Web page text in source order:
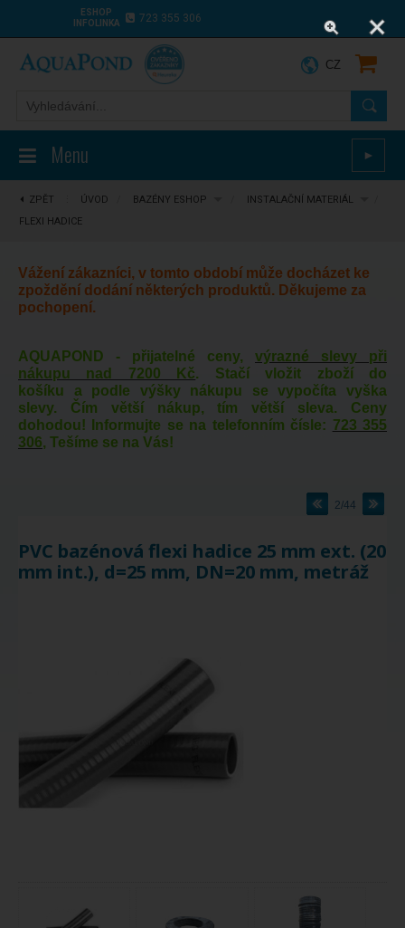
ESHOP
INFOLINKA
723 355 306
Menu ►
CZ
ZPĚT ÚVOD BAZÉNY ESHOP INSTALAČNÍ MATERIÁL
FLEXI HADICE
Vážení zákazníci, v tomto období může docházet ke
zpoždění dodání některých produktů. Děkujeme za
pochopení.
AQUAPOND - přijatelné ceny, výrazné slevy při
nákupu nad 7200 Kč. Stačí vložit zboží do
košíku a podle výšky nákupu se vypočíta vyška
slevy. Čím větší nákup, tím větší sleva. Ceny
dohodou! Informujte se na telefonním čísle: 723 355
306, Tešíme se na Vás!
2/44
PVC bazénová flexi hadice 25 mm ext. (20
mm int.), d=25 mm, DN=20 mm, metráž